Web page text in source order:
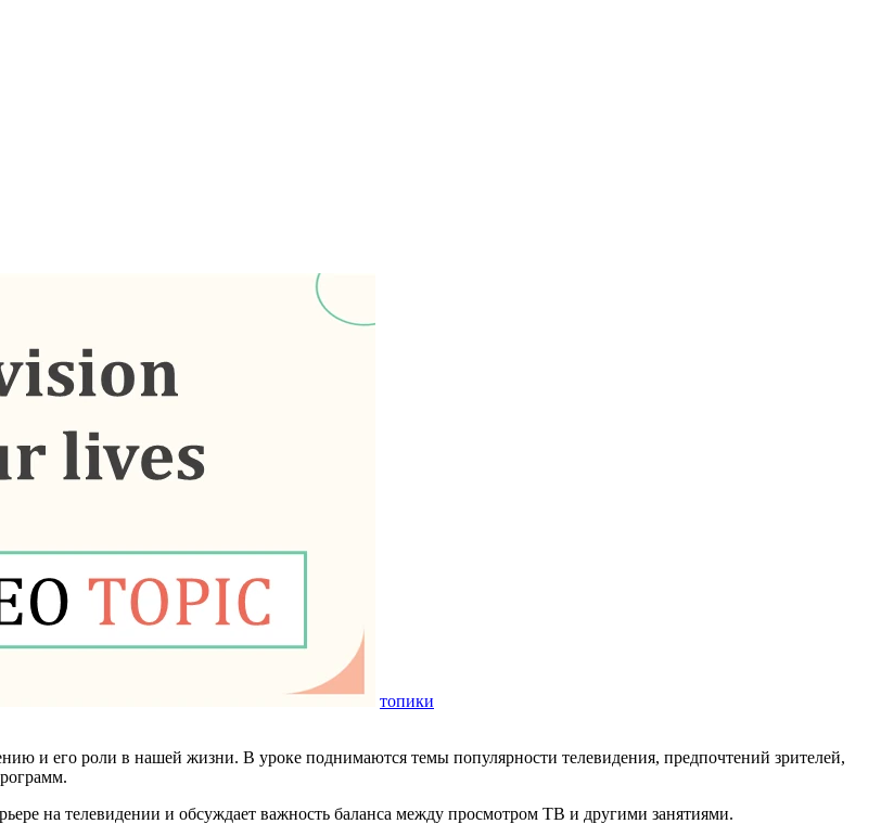
топики
и его роли в нашей жизни. В уроке поднимаются темы популярности телевидения, предпочтений зрителей,
на телевидении и обсуждает важность баланса между просмотром ТВ и другими занятиями.